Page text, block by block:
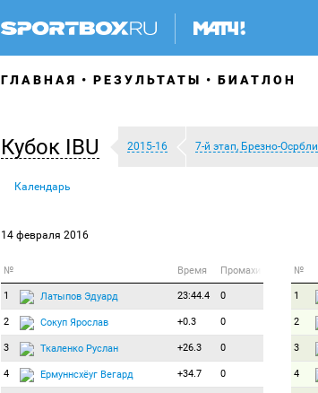
ГЛАВНАЯ РЕЗУЛЬТАТЫ БИАТЛОН
Кубок IBU 2015-16 7-й этап, Брезно-Осрбли
Календарь
14 февраля 2016
№ Время Промахи
1 Латыпов Эдуард 23:44.4 0
2 Сокуп Ярослав +0.3 0
3 Ткаленко Руслан +26.3 0
4 Ермуннсхёуг Вегард +34.7 0
№
1
2
3
4